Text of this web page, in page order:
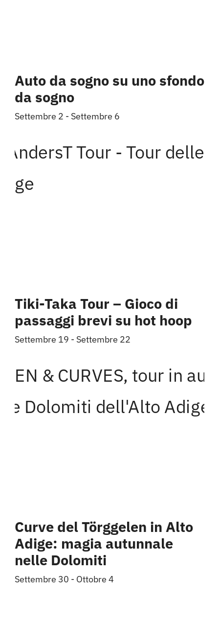
Auto da sogno su uno sfondo
da sogno
Settembre 2 - Settembre 6
Tiki-Taka Tour – Gioco di
passaggi brevi su hot hoop
Settembre 19 - Settembre 22
Curve del Törggelen in Alto
Adige: magia autunnale
nelle Dolomiti
Settembre 30 - Ottobre 4